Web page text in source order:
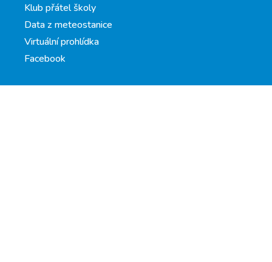
Klub přátel školy
Data z meteostanice
Virtuální prohlídka
Facebook